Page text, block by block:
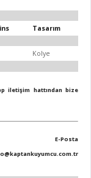
Tasarım
Kolye
iletişim hattından bize
E-Posta